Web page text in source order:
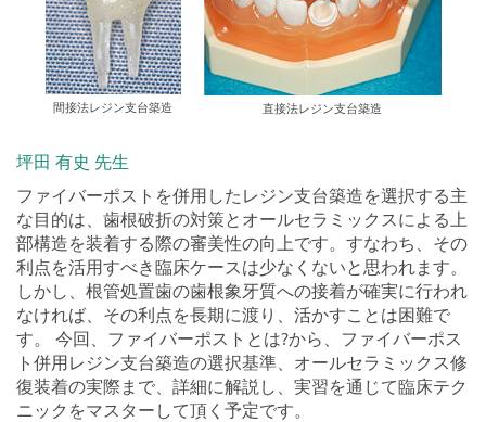
間接法レジン支台築造 直接法レジン支台築造
坪田 有史 先生
ファイバーポストを併用したレジン支台築造を選択する主
な目的は、歯根破折の対策とオールセラミックスによる上
部構造を装着する際の審美性の向上です。すなわち、その
利点を活用すべき臨床ケースは少なくないと思われます。
しかし、根管処置歯の歯根象牙質への接着が確実に行われ
なければ、その利点を長期に渡り、活かすことは困難で
す。 今回、ファイバーポストとは?から、ファイバーポス
ト併用レジン支台築造の選択基準、オールセラミックス修
復装着の実際まで、詳細に解説し、実習を通じて臨床テク
ニックをマスターして頂く予定です。